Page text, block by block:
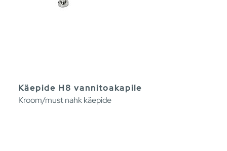
Käepide H8 vannitoakapile
Kroom/must nahk käepide